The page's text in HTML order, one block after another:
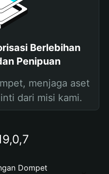
Berlebihan
Penipuan
menjaga aset
dari misi kami.
Dompet